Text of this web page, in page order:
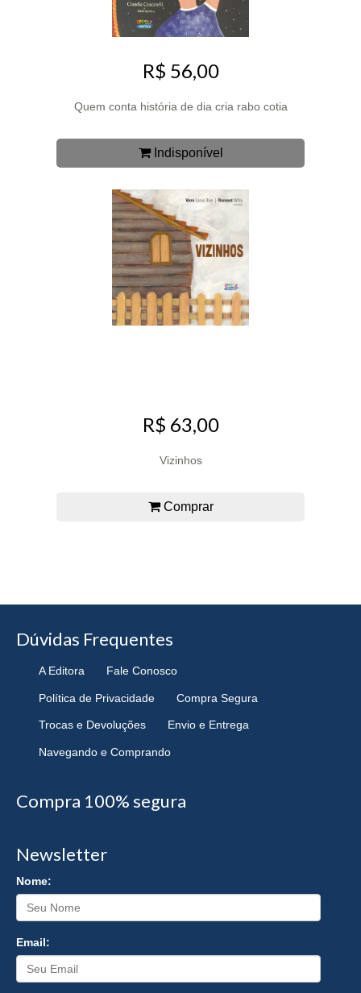
R$ 56,00
Quem conta história de dia cria rabo cotia
Indisponível
R$ 63,00
Vizinhos
Comprar
Dúvidas Frequentes
A Editora Fale Conosco
Política de Privacidade Compra Segura
Trocas e Devoluções Envio e Entrega
Navegando e Comprando
Compra 100% segura
Newsletter
Nome:
Email: